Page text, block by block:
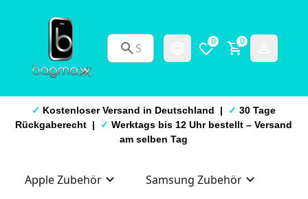
0 0
✓ Kostenloser Versand in Deutschland | ✓ 30 Tage
Rückgaberecht | ✓ Werktags bis 12 Uhr bestellt – Versand
am selben Tag
Apple Zubehör
Samsung Zubehör